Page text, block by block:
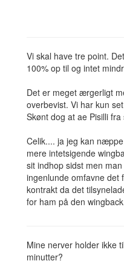
Vi skal have tre point.
100% op til og intet
Det er meget ærgerligt
overbevist. Vi har kun
Skønt dog at ae Pisilli fra
Celik.... ja jeg kan
mere intetsigende
sit indhop sidst men
ingenlunde omfavne det
kontrakt da det
for ham på den
Mine nerver holder ikke
minutter?